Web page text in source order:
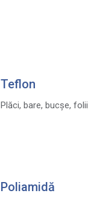
Teflon
Plăci, bare, bucșe,
Poliamidă